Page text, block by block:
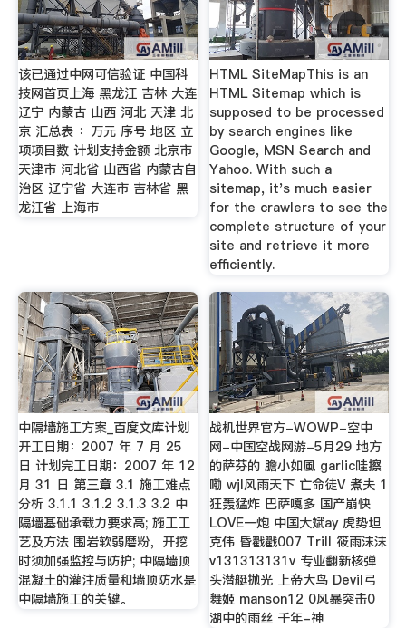
该已通过中网可信验证 中国科
技网首页上海 黑龙江 吉林 大连
辽宁 内蒙古 山西 河北 天津 北
京 汇总表 ：万元 序号 地区 立
项项目数 计划支持金额 北京市
天津市 河北省 山西省 内蒙古自
治区 辽宁省 大连市 吉林省 黑
龙江省 上海市
HTML SiteMapThis is an
HTML Sitemap which is
supposed to be processed
by search engines like
Google, MSN Search and
Yahoo. With such a
sitemap, it's much easier
for the crawlers to see the
complete structure of your
site and retrieve it more
efficiently.
中隔墙施工方案_百度文库计划
开工日期：2007 年 7 月 25
日 计划完工日期：2007 年 12
月 31 日 第三章 3.1 施工难点
分析 3.1.1 3.1.2 3.1.3 3.2 中
隔墙基础承载力要求高; 施工工
艺及方法 围岩软弱磨粉，开挖
时须加强监控与防护; 中隔墙顶
混凝土的灌注质量和墙顶防水是
中隔墙施工的关键。
战机世界官方-WOWP-空中
网-中国空战网游-5月29 地方
的萨芬的 膽小如風 garlic哇擦
嘞 wjl风雨天下 亡命徒V 煮夫 1
狂轰猛炸 巴萨嘎多 国产崩快
LOVE一炮 中国大斌ay 虎势坦
克伟 昏戳戳007 Trill 筱雨沫沫
v131313131v 专业翻新核弹
头潜艇抛光 上帝大鸟 Devil弓
舞姬 manson12 0风暴突击0
湖中的雨丝 千年-神